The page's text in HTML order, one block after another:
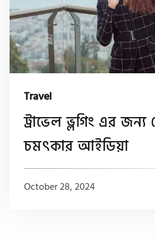
Travel
ট্রাভেল ভ্লগিং এর জন্য
চমৎকার আইডিয়া
October 28, 2024